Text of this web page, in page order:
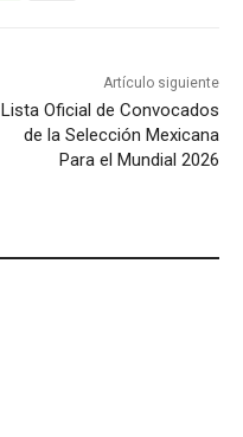
Artículo siguiente
Lista Oficial de Convocados
de la Selección Mexicana
Para el Mundial 2026